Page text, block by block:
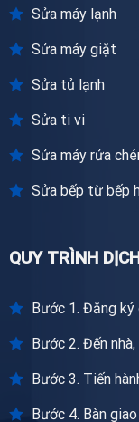
Sửa máy lạnh
Sửa máy giặt
Sửa tủ lạnh
Sửa ti vi
Sửa máy rửa
Sửa bếp từ bếp
QUY TRÌNH
Bước 1. Đăng ký
Bước 2. Đến
Bước 3. Tiến
Bước 4. Bàn